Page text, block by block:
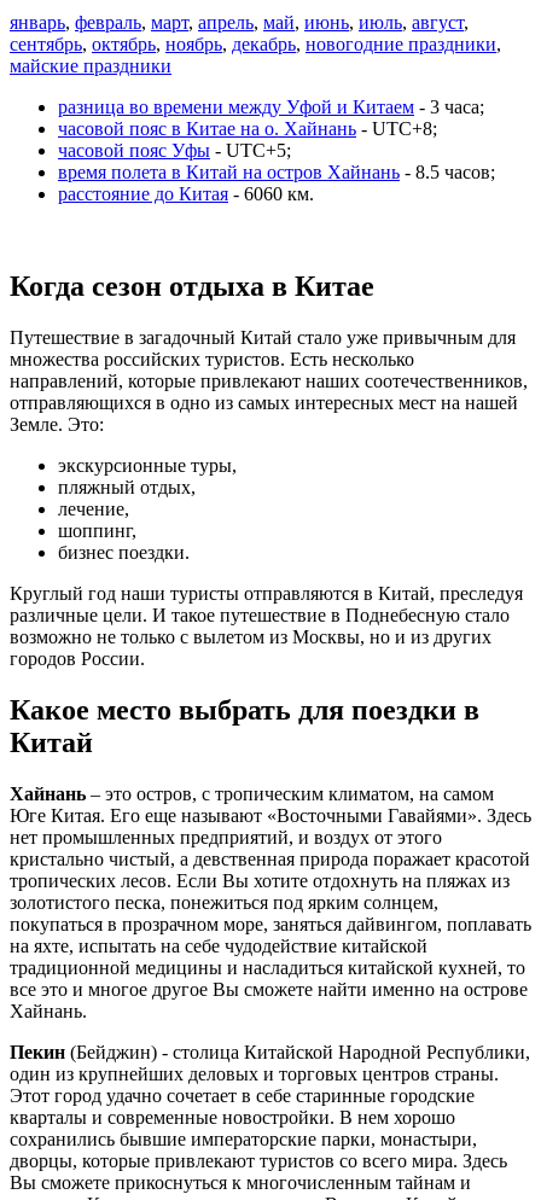
январь, февраль, март, апрель, май, июнь, июль, август,
сентябрь, октябрь, ноябрь, декабрь, новогодние праздники,
майские праздники
разница во времени между Уфой и Китаем - 3 часа;
часовой пояс в Китае на о. Хайнань - UTC+8;
часовой пояс Уфы - UTC+5;
время полета в Китай на остров Хайнань - 8.5 часов;
расстояние до Китая - 6060 км.
Когда сезон отдыха в Китае
Путешествие в загадочный Китай стало уже привычным для
множества российских туристов. Есть несколько
направлений, которые привлекают наших соотечественников,
отправляющихся в одно из самых интересных мест на нашей
Земле. Это:
экскурсионные туры,
пляжный отдых,
лечение,
шоппинг,
бизнес поездки.
Круглый год наши туристы отправляются в Китай, преследуя
различные цели. И такое путешествие в Поднебесную стало
возможно не только с вылетом из Москвы, но и из других
городов России.
Какое место выбрать для поездки в
Китай
Хайнань – это остров, с тропическим климатом, на самом
Юге Китая. Его еще называют «Восточными Гавайями». Здесь
нет промышленных предприятий, и воздух от этого
кристально чистый, а девственная природа поражает красотой
тропических лесов. Если Вы хотите отдохнуть на пляжах из
золотистого песка, понежиться под ярким солнцем,
покупаться в прозрачном море, заняться дайвингом, поплавать
на яхте, испытать на себе чудодействие китайской
традиционной медицины и насладиться китайской кухней, то
все это и многое другое Вы сможете найти именно на острове
Хайнань.
Пекин (Бейджин) - столица Китайской Народной Республики,
один из крупнейших деловых и торговых центров страны.
Этот город удачно сочетает в себе старинные городские
кварталы и современные новостройки. В нем хорошо
сохранились бывшие императорские парки, монастыри,
дворцы, которые привлекают туристов со всего мира. Здесь
Вы сможете прикоснуться к многочисленным тайнам и